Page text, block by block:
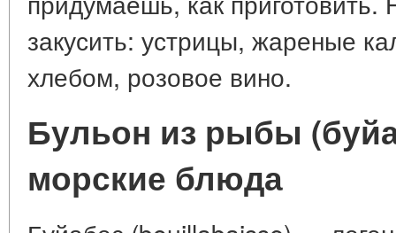
закусить: устрицы, жареные
хлебом, розовое вино.
Бульон из рыбы
морские блюда